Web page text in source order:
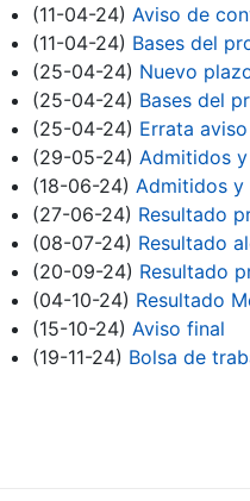
Show/Hide
Show/Hide
Show/Hide
(11-04-24) Aviso de
(11-04-24) Bases del
(25-04-24) Nuevo
(25-04-24) Bases del
(25-04-24) Errata
(29-05-24) Admitidos
(18-06-24) Admitidos y
(27-06-24) Resultado
(08-07-24) Resultado
(20-09-24) Resultado
(04-10-24) Resultado
(15-10-24) Aviso final
(19-11-24) Bolsa de